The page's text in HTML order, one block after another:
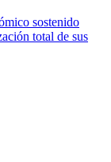
sostenido
total de sus